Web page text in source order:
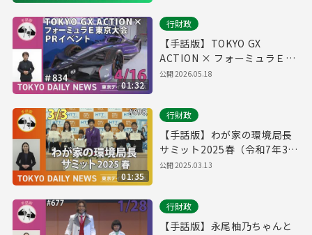
01:32
行財政
【手話版】TOKYO GX
ACTION × フォーミュラＥ東
京大会PRイベント （令和8年
公開2026.05.18
01:35
行財政
【手話版】わが家の環境局長
サミット2025春（令和7年3月
3日 東京デイリーニュース
公開2025.03.13
行財政
【手話版】永尾柚乃ちゃんと